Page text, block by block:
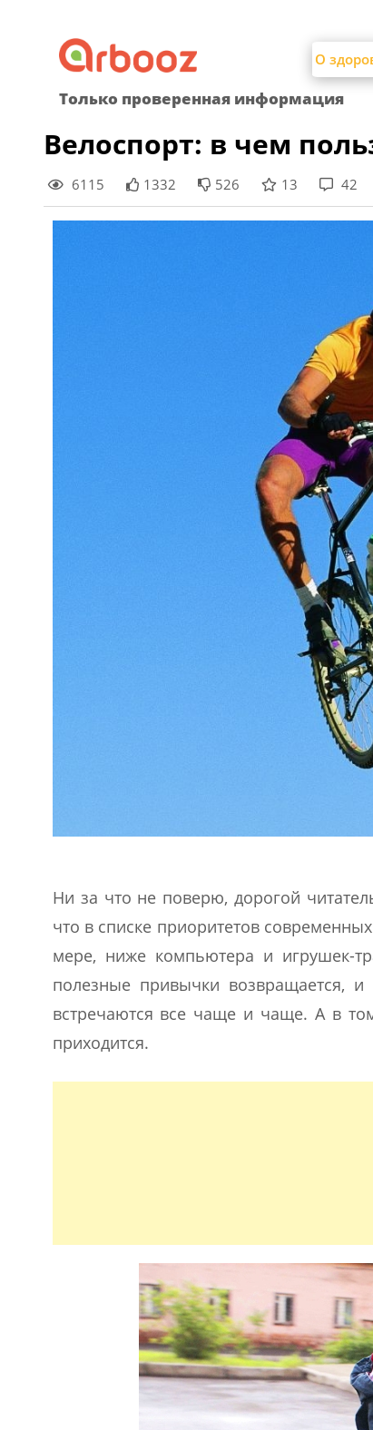
content
О
Только проверенная информация
Велоспорт: в чем
6115 1332 526 13 42
Ни за что не поверю, дорогой
что в списке приоритетов
мере, ниже компьютера и игрушек-
полезные привычки возвращается, и
встречаются все чаще и чаще. А в
приходится.